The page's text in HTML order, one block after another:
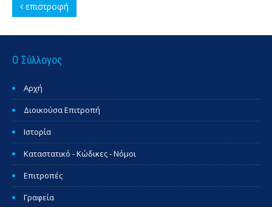
επιστροφή
Ο Σύλλογος
Αρχή
Διοικούσα Επιτροπή
Ιστορία
Καταστατικό - Κώδικες - Νόμοι
Επιτροπές
Γραφεία